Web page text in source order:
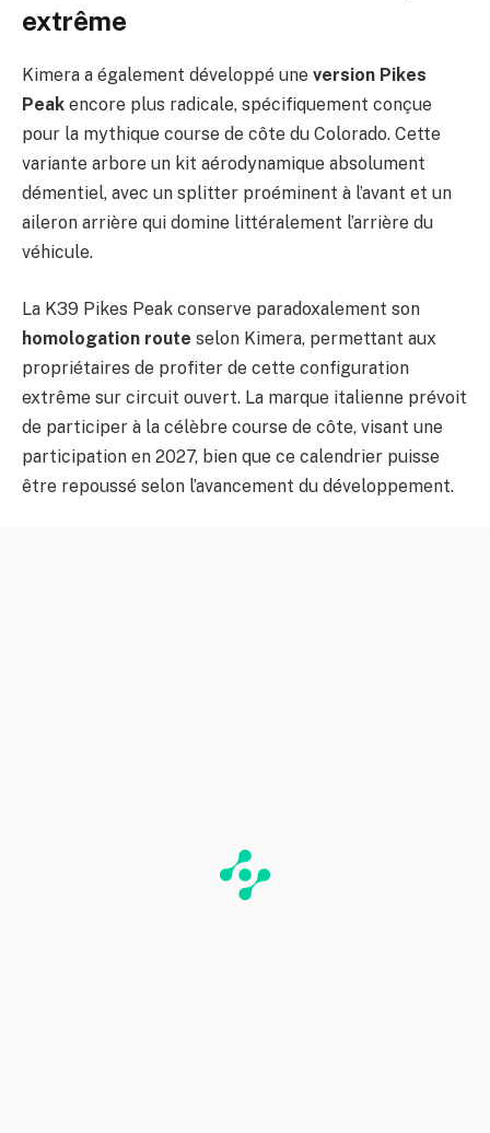
extrême
Kimera a également développé une version Pikes
Peak encore plus radicale, spécifiquement conçue
pour la mythique course de côte du Colorado. Cette
variante arbore un kit aérodynamique absolument
démentiel, avec un splitter proéminent à l’avant et un
aileron arrière qui domine littéralement l’arrière du
véhicule.
La K39 Pikes Peak conserve paradoxalement son
homologation route selon Kimera, permettant aux
propriétaires de profiter de cette configuration
extrême sur circuit ouvert. La marque italienne prévoit
de participer à la célèbre course de côte, visant une
participation en 2027, bien que ce calendrier puisse
être repoussé selon l’avancement du développement.